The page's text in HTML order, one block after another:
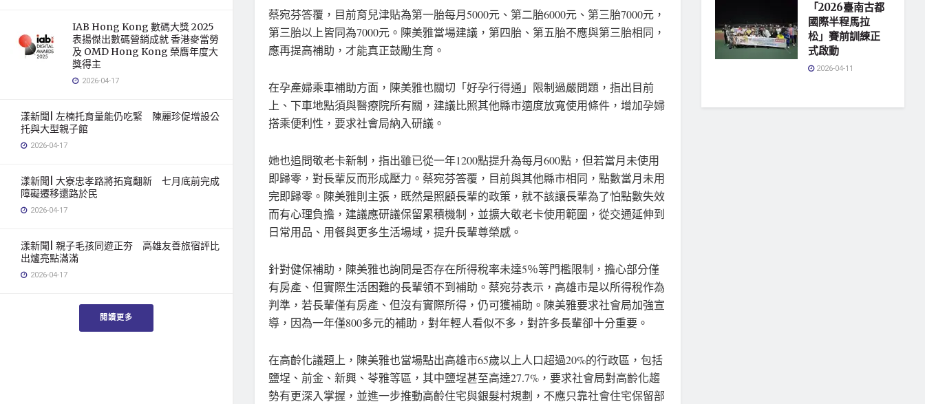
IAB Hong Kong 數碼大獎 2025
表揚傑出數碼營銷成就 香港麥當勞
及 OMD Hong Kong 榮膺年度大
獎得主
2026-04-17
漾新聞| 左楠托育量能仍吃緊 陳麗珍促增設公
托與大型親子館
2026-04-17
漾新聞| 大寮忠孝路將拓寬翻新 七月底前完成
障礙遷移還路於民
2026-04-17
漾新聞| 親子毛孩同遊正夯 高雄友善旅宿評比
出爐亮點滿滿
2026-04-17
閱讀更多
蔡宛芬答覆，目前育兒津貼為第一胎每月5000元、第二胎6000元、第三胎7000元，
第三胎以上皆同為7000元。陳美雅當場建議，第四胎、第五胎不應與第三胎相同，
應再提高補助，才能真正鼓勵生育。
在孕產婦乘車補助方面，陳美雅也關切「好孕行得通」限制過嚴問題，指出目前
上、下車地點須與醫療院所有關，建議比照其他縣市適度放寬使用條件，增加孕婦
搭乘便利性，要求社會局納入研議。
她也追問敬老卡新制，指出雖已從一年1200點提升為每月600點，但若當月未使用
即歸零，對長輩反而形成壓力。蔡宛芬答覆，目前與其他縣市相同，點數當月未用
完即歸零。陳美雅則主張，既然是照顧長輩的政策，就不該讓長輩為了怕點數失效
而有心理負擔，建議應研議保留累積機制，並擴大敬老卡使用範圍，從交通延伸到
日常用品、用餐與更多生活場域，提升長輩尊榮感。
針對健保補助，陳美雅也詢問是否存在所得稅率未達5％等門檻限制，擔心部分僅
有房產、但實際生活困難的長輩領不到補助。蔡宛芬表示，高雄市是以所得稅作為
判準，若長輩僅有房產、但沒有實際所得，仍可獲補助。陳美雅要求社會局加強宣
導，因為一年僅800多元的補助，對年輕人看似不多，對許多長輩卻十分重要。
在高齡化議題上，陳美雅也當場點出高雄市65歲以上人口超過20%的行政區，包括
鹽埕、前金、新興、苓雅等區，其中鹽埕甚至高達27.7%，要求社會局對高齡化趨
勢有更深入掌握，並進一步推動高齡住宅與銀髮村規劃，不應只靠社會住宅保留部
「2026臺南古都
國際半程馬拉
松」賽前訓練正
式啟動
2026-04-11